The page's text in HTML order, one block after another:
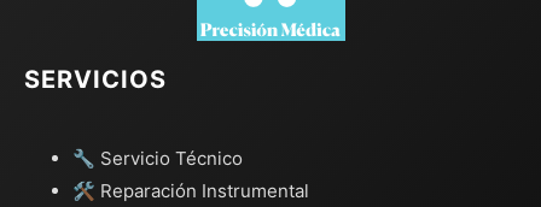
SERVICIOS
🔧 Servicio Técnico
🛠️ Reparación Instrumental